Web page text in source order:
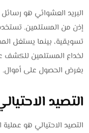
البريد العشوائي هو
إذن من المستلمين.
تسويقية، بينما يستغل
لخداع المستلمين للكشف
بغرض الحصول على أموال.
التصيد
التصيد الاحتيالي هو